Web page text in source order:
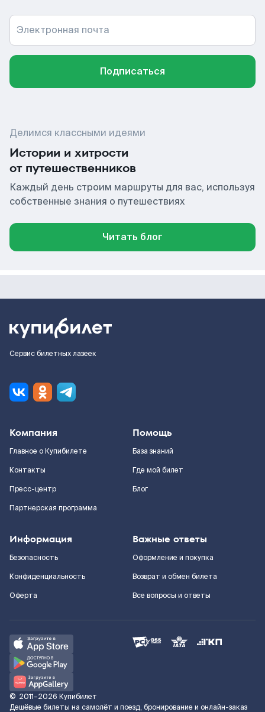
Электронная почта
Подписаться
Делимся классными идеями
Истории и хитрости
от путешественников
Каждый день строим маршруты для вас, используя
собственные знания о путешествиях
Читать блог
Сервис билетных лазеек
Компания
Главное о Купибилете
Контакты
Пресс-центр
Партнерская программа
Помощь
База знаний
Где мой билет
Блог
Информация
Безопасность
Конфиденциальность
Оферта
Важные ответы
Оформление и покупка
Возврат и обмен билета
Все вопросы и ответы
© 2011–2026 Купибилет
Дешёвые билеты на самолёт и поезд, бронирование и онлайн-заказ